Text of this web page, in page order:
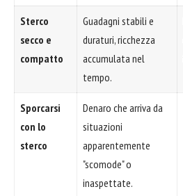
Sterco
secco e
compatto
Guadagni stabili e
duraturi, ricchezza
accumulata nel
tempo.
Sporcarsi
con lo
sterco
Denaro che arriva da
situazioni
apparentemente
"scomode" o
inaspettate.